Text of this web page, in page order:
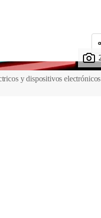
y dispositivos electrónicos